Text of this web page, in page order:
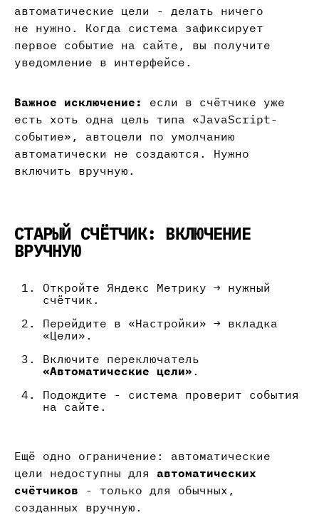
автоматические цели - делать ничего
не нужно. Когда система зафиксирует
первое событие на сайте, вы получите
уведомление в интерфейсе.
Важное исключение:
если в счётчике уже
есть хоть одна цель типа «JavaScript-
событие», автоцели по умолчанию
автоматически не создаются. Нужно
включить вручную.
СТАРЫЙ СЧЁТЧИК: ВКЛЮЧЕНИЕ
ВРУЧНУЮ
Откройте Яндекс Метрику → нужный
счётчик.
Перейдите в «Настройки» → вкладка
«Цели».
Включите переключатель
«Автоматические цели» .
Подождите - система проверит события
на сайте.
Ещё одно ограничение: автоматические
цели недоступны для автоматических
счётчиков - только для обычных,
созданных вручную.